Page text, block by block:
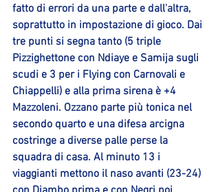
fatto di errori da una parte e dall'altra,
soprattutto in impostazione di gioco. Dai
tre punti si segna tanto (5 triple
Pizzighettone con Ndiaye e Samija sugli
scudi e 3 per i Flying con Carnovali e
Chiappelli) e alla prima sirena è +4
Mazzoleni. Ozzano parte più tonica nel
secondo quarto e una difesa arcigna
costringe a diverse palle perse la
squadra di casa. Al minuto 13 i
viaggianti mettono il naso avanti (23-24)